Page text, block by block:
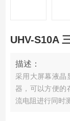
UHV-S10A
描述：
采用大屏幕液晶
器，可以方便的
流电阻进行同时